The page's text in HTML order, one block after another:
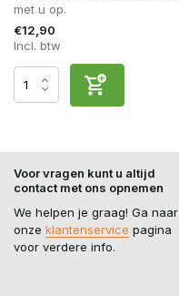
met u op.
€12,90
Incl. btw
Voor vragen kunt u altijd
contact met ons opnemen
We helpen je graag! Ga naar
onze klantenservice pagina
voor verdere info.